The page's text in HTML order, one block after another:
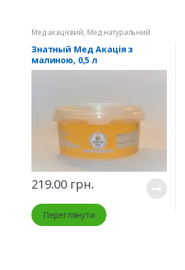
Мед акацієвий, Мед натуральний
Знатный Мед Акація з
малиною, 0,5 л
219.00 грн.
Переглянути